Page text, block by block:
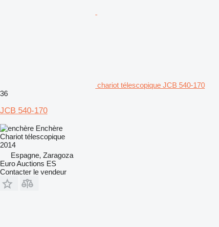
chariot télescopique JCB 540-170
36
JCB 540-170
Enchère
Chariot télescopique
2014
Espagne, Zaragoza
Euro Auctions ES
Contacter le vendeur